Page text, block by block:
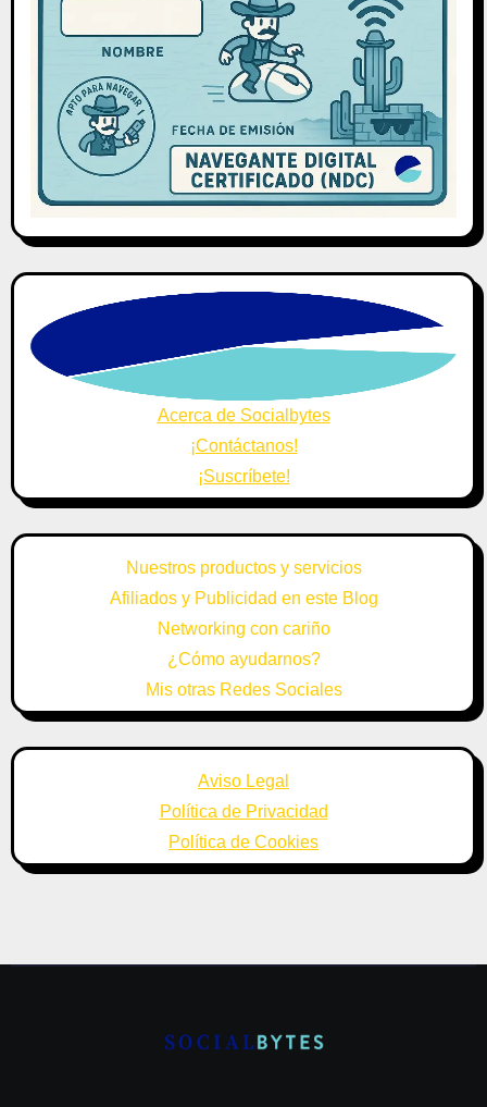
Acerca de Socialbytes
¡Contáctanos!
¡Suscríbete!
Nuestros productos y servicios
Afiliados y Publicidad en este Blog
Networking con cariño
¿Cómo ayudarnos?
Mis otras Redes Sociales
Aviso Legal
Política de Privacidad
Política de Cookies